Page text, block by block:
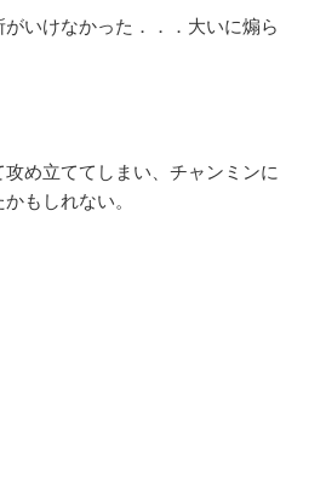
いけなかった．．．大いに煽ら
め立ててしまい、チャンミンに
もしれない。